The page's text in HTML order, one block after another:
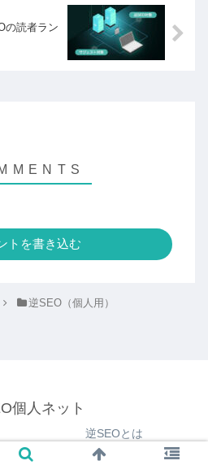
の読者ラン
トを書き込む
逆SEO（個人用）
個人ネット
逆SEOとは
逆SEO会社TOP10